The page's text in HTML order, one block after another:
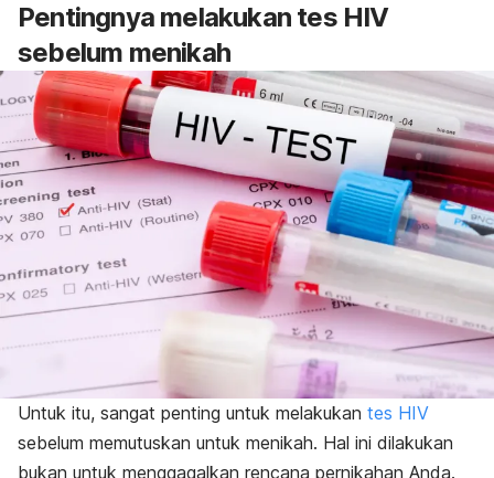
Pentingnya melakukan tes HIV
sebelum menikah
Untuk itu, sangat penting untuk melakukan tes HIV
sebelum memutuskan untuk menikah. Hal ini dilakukan
bukan untuk menggagalkan rencana pernikahan Anda.